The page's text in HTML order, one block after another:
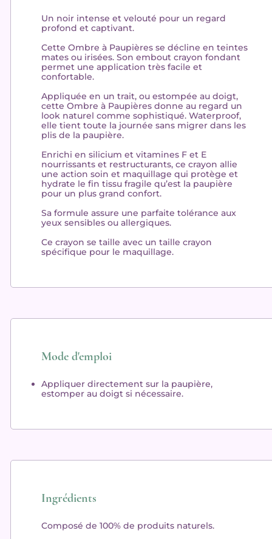
Un noir intense etvelouté pour un regard
profond etcaptivant.
Cette Ombre à Paupières se décline enteintes
mates ou irisées. Sonembout crayon fondant
permet uneapplication très facileet
confortable.
Appliquée en un trait, ou estompée au doigt,
cette Ombre à Paupières donne au regard un
look naturel comme sophistiqué. Waterproof,
elletient toute la journée sans migrer dans les
plis de la paupière.
Enrichi en silicium et vitamines F et E
nourrissants et restructurants, ce crayon allie
une action soin et maquillage qui protège et
hydrate le fin tissu fragile qu’est la paupière
pour un plus grand confort.
Sa formule assure une parfaite toléranceaux
yeux sensibles ou allergiques.
Ce crayon se taille avec untaille crayon
spécifique pour le maquillage.
Mode d'emploi
Appliquer directement sur la paupière,
estomper au doigt si nécessaire.
Ingrédients
Composé de 100% de produits naturels.